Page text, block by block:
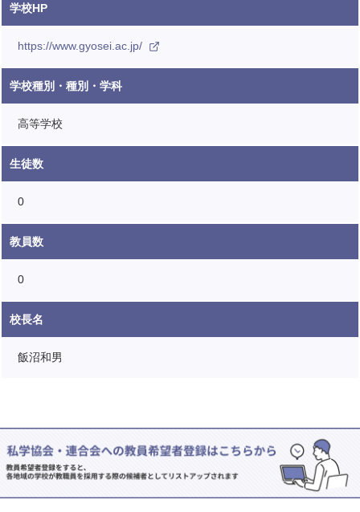
学校HP
https://www.gyosei.ac.jp/
学校種別・種別・学科
高等学校
生徒数
0
教員数
0
校長名
飯沼和男